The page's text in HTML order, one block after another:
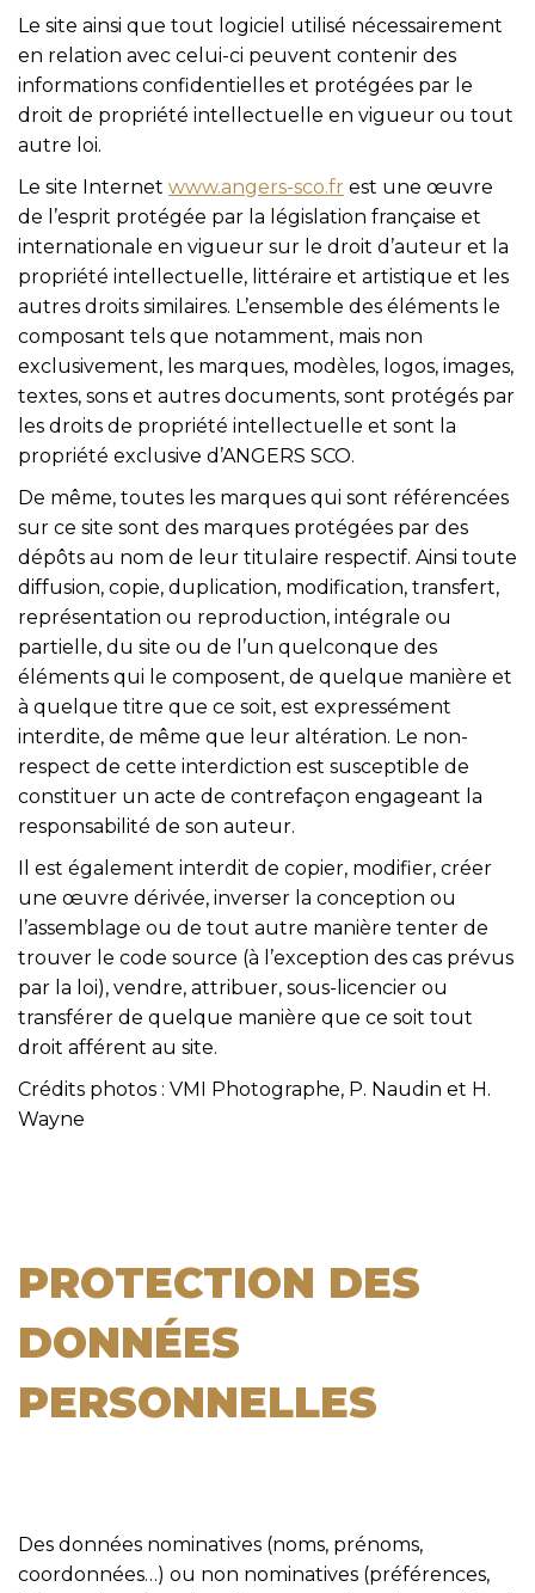
Le site ainsi que tout logiciel utilisé nécessairement
en relation avec celui-ci peuvent contenir des
informations confidentielles et protégées par le
droit de propriété intellectuelle en vigueur ou tout
autre loi.
Le site Internet www.angers-sco.fr est une œuvre
de l’esprit protégée par la législation française et
internationale en vigueur sur le droit d’auteur et la
propriété intellectuelle, littéraire et artistique et les
autres droits similaires. L’ensemble des éléments le
composant tels que notamment, mais non
exclusivement, les marques, modèles, logos, images,
textes, sons et autres documents, sont protégés par
les droits de propriété intellectuelle et sont la
propriété exclusive d’ANGERS SCO.
De même, toutes les marques qui sont référencées
sur ce site sont des marques protégées par des
dépôts au nom de leur titulaire respectif. Ainsi toute
diffusion, copie, duplication, modification, transfert,
représentation ou reproduction, intégrale ou
partielle, du site ou de l’un quelconque des
éléments qui le composent, de quelque manière et
à quelque titre que ce soit, est expressément
interdite, de même que leur altération. Le non-
respect de cette interdiction est susceptible de
constituer un acte de contrefaçon engageant la
responsabilité de son auteur.
Il est également interdit de copier, modifier, créer
une œuvre dérivée, inverser la conception ou
l’assemblage ou de tout autre manière tenter de
trouver le code source (à l’exception des cas prévus
par la loi), vendre, attribuer, sous-licencier ou
transférer de quelque manière que ce soit tout
droit afférent au site.
Crédits photos : VMI Photographe, P. Naudin et H.
Wayne
PROTECTION DES
DONNÉES
PERSONNELLES
Des données nominatives (noms, prénoms,
coordonnées…) ou non nominatives (préférences,